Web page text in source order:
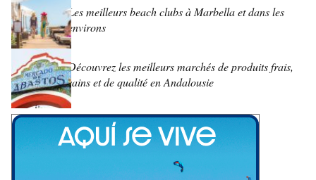
Les meilleurs beach clubs à Marbella et dans les
environs
Découvrez les meilleurs marchés de produits frais,
sains et de qualité en Andalousie